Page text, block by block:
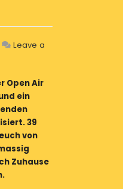
Leave a
Open Air
ein
39
von
Zuhause